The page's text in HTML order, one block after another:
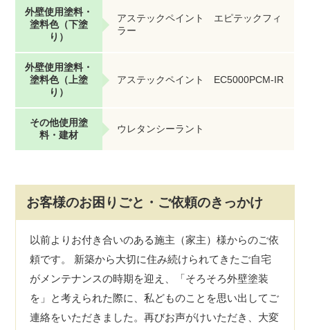
外壁使用塗料・
塗料色（下塗
り）
アステックペイント エピテックフィ
ラー
外壁使用塗料・
塗料色（上塗
り）
アステックペイント EC5000PCM-IR
その他使用塗
料・建材
ウレタンシーラント
お客様のお困りごと・ご依頼のきっかけ
以前よりお付き合いのある施主（家主）様からのご依
頼です。 新築から大切に住み続けられてきたご自宅
がメンテナンスの時期を迎え、「そろそろ外壁塗装
を」と考えられた際に、私どものことを思い出してご
連絡をいただきました。再びお声がけいただき、大変